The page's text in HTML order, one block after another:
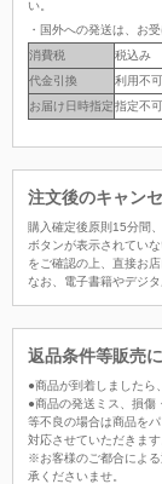
い。
・国外への発送は、お
消費税
税込み
代金引換
利用不可
お届け日時指定指定不可
注文後のキャン
購入確定後原則15分間
ボタンが表示されてい
をご確認の上、直接お
なお、電子書籍やデジ
返品条件等販売
●商品が到着しましたら
●商品の発送ミス、損傷
等不良の場合は商品を
対応させていただきます
※お客様のご都合によ
承くださいませ。